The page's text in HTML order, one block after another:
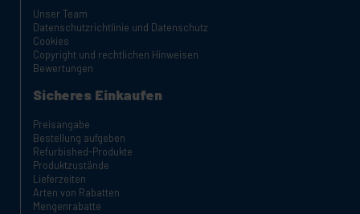
Unser Team
Datenschutzrichtlinie und Datenschutz
Cookies
Copyright und rechtlichen Hinweisen
Bewertungen
Sicheres Einkaufen
Preisangabe
Bestellung aufgeben
Refurbished-Produkte
Produktzustände
Lieferzeiten
Arten von Rabatten
Mengenrabatte